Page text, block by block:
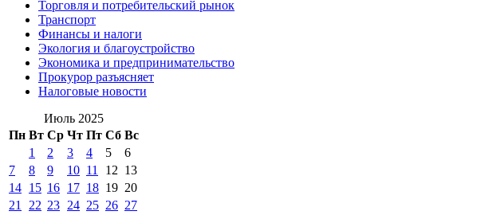
Торговля и потребительский рынок
Транспорт
Финансы и налоги
Экология и благоустройство
Экономика и предпринимательство
Прокурор разъясняет
Налоговые новости
Июль 2025
Пн Вт Ср Чт Пт Сб Вс
1
2 3 4 5
6
7
8 9 10 11 12 13
14 15 16 17 18 19 20
21
22 23 24 25 26 27